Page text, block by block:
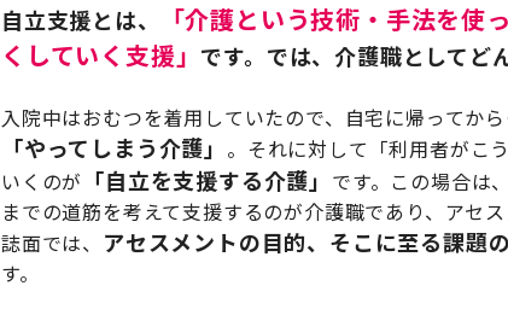
自立支援とは、
「介護という技術・手法を
くしていく支援」 です。では、介護職としてど
入院中はおむつを着用していたので、自宅に帰ってか
「やってしまう介護」 。それに対して「利用者がこ
いくのが 「自立を支援する介護」 です。この場合は
までの道筋を考えて支援するのが介護職であり、アセ
誌面では、 アセスメントの目的、そこに至る課題
す。